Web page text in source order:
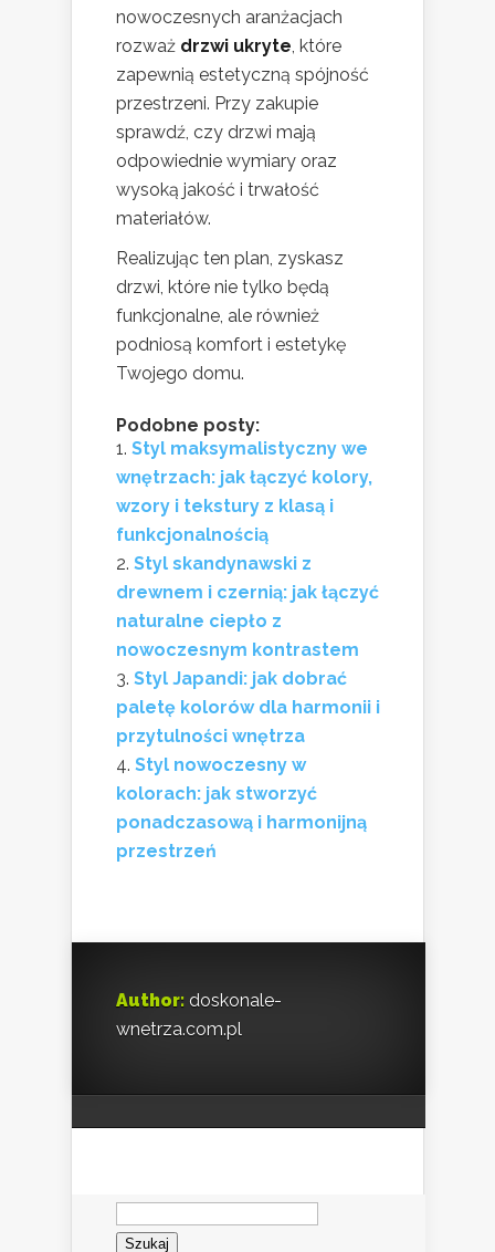
nowoczesnych aranżacjach
rozważ drzwi ukryte, które
zapewnią estetyczną spójność
przestrzeni. Przy zakupie
sprawdź, czy drzwi mają
odpowiednie wymiary oraz
wysoką jakość i trwałość
materiałów.
Realizując ten plan, zyskasz
drzwi, które nie tylko będą
funkcjonalne, ale również
podniosą komfort i estetykę
Twojego domu.
Podobne posty:
Styl maksymalistyczny we
wnętrzach: jak łączyć kolory,
wzory i tekstury z klasą i
funkcjonalnością
Styl skandynawski z
drewnem i czernią: jak łączyć
naturalne ciepło z
nowoczesnym kontrastem
Styl Japandi: jak dobrać
paletę kolorów dla harmonii i
przytulności wnętrza
Styl nowoczesny w
kolorach: jak stworzyć
ponadczasową i harmonijną
przestrzeń
Author: doskonale-
wnetrza.com.pl
Szukaj: